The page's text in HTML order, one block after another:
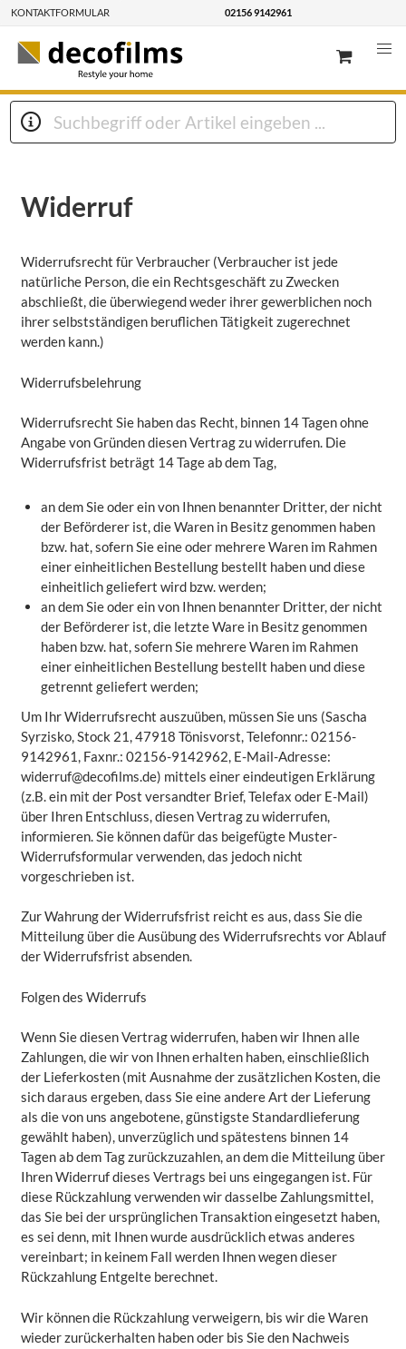
KONTAKTFORMULAR 02156 9142961
Widerruf
Widerrufsrecht für Verbraucher (Verbraucher ist jede
natürliche Person, die ein Rechtsgeschäft zu Zwecken
abschließt, die überwiegend weder ihrer gewerblichen noch
ihrer selbstständigen beruflichen Tätigkeit zugerechnet
werden kann.)
Widerrufsbelehrung
Widerrufsrecht Sie haben das Recht, binnen 14 Tagen ohne
Angabe von Gründen diesen Vertrag zu widerrufen. Die
Widerrufsfrist beträgt 14 Tage ab dem Tag,
an dem Sie oder ein von Ihnen benannter Dritter, der nicht
der Beförderer ist, die Waren in Besitz genommen haben
bzw. hat, sofern Sie eine oder mehrere Waren im Rahmen
einer einheitlichen Bestellung bestellt haben und diese
einheitlich geliefert wird bzw. werden;
an dem Sie oder ein von Ihnen benannter Dritter, der nicht
der Beförderer ist, die letzte Ware in Besitz genommen
haben bzw. hat, sofern Sie mehrere Waren im Rahmen
einer einheitlichen Bestellung bestellt haben und diese
getrennt geliefert werden;
Um Ihr Widerrufsrecht auszuüben, müssen Sie uns (Sascha
Syrzisko, Stock 21, 47918 Tönisvorst, Telefonnr.: 02156-
9142961, Faxnr.: 02156-9142962, E-Mail-Adresse:
widerruf@decofilms.de) mittels einer eindeutigen Erklärung
(z.B. ein mit der Post versandter Brief, Telefax oder E-Mail)
über Ihren Entschluss, diesen Vertrag zu widerrufen,
informieren. Sie können dafür das beigefügte Muster-
Widerrufsformular verwenden, das jedoch nicht
vorgeschrieben ist.
Zur Wahrung der Widerrufsfrist reicht es aus, dass Sie die
Mitteilung über die Ausübung des Widerrufsrechts vor Ablauf
der Widerrufsfrist absenden.
Folgen des Widerrufs
Wenn Sie diesen Vertrag widerrufen, haben wir Ihnen alle
Zahlungen, die wir von Ihnen erhalten haben, einschließlich
der Lieferkosten (mit Ausnahme der zusätzlichen Kosten, die
sich daraus ergeben, dass Sie eine andere Art der Lieferung
als die von uns angebotene, günstigste Standardlieferung
gewählt haben), unverzüglich und spätestens binnen 14
Tagen ab dem Tag zurückzuzahlen, an dem die Mitteilung über
Ihren Widerruf dieses Vertrags bei uns eingegangen ist. Für
diese Rückzahlung verwenden wir dasselbe Zahlungsmittel,
das Sie bei der ursprünglichen Transaktion eingesetzt haben,
es sei denn, mit Ihnen wurde ausdrücklich etwas anderes
vereinbart; in keinem Fall werden Ihnen wegen dieser
Rückzahlung Entgelte berechnet.
Wir können die Rückzahlung verweigern, bis wir die Waren
wieder zurückerhalten haben oder bis Sie den Nachweis